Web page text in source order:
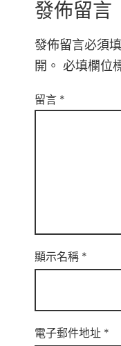
發佈留言
發佈留言必須
開。 必填欄位
留言 *
顯示名稱 *
電子郵件地址 *